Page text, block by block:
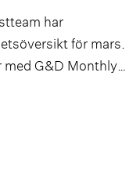
har
för mars.
med G&D Monthly
artikel om
av två av